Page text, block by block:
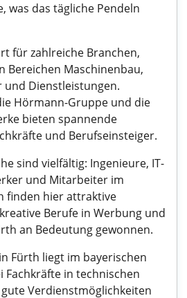
was das tägliche Pendeln
für zahlreiche Branchen,
Bereichen Maschinenbau,
Dienstleistungen.
Hörmann-Gruppe und die
bieten spannende
und Berufseinsteiger.
sind vielfältig: Ingenieure, IT-
und Mitarbeiter im
finden hier attraktive
Berufe in Werbung und
an Bedeutung gewonnen.
Fürth liegt im bayerischen
in technischen
Verdienstmöglichkeiten